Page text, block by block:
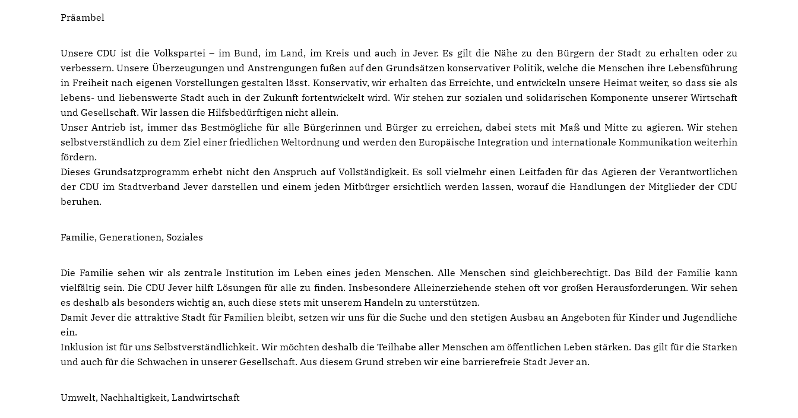
Präambel
Unsere CDU ist die Volkspartei – im Bund, im Land, im Kreis und auch in Jever. Es gilt die Nähe zu den Bürgern der Stadt zu erhalten oder zu
verbessern. Unsere Überzeugungen und Anstrengungen fußen auf den Grundsätzen konservativer Politik, welche die Menschen ihre Lebensführung
in Freiheit nach eigenen Vorstellungen gestalten lässt. Konservativ, wir erhalten das Erreichte, und entwickeln unsere Heimat weiter, so dass sie als
lebens- und liebenswerte Stadt auch in der Zukunft fortentwickelt wird. Wir stehen zur sozialen und solidarischen Komponente unserer Wirtschaft
und Gesellschaft. Wir lassen die Hilfsbedürftigen nicht allein.
Unser Antrieb ist, immer das Bestmögliche für alle Bürgerinnen und Bürger zu erreichen, dabei stets mit Maß und Mitte zu agieren. Wir stehen
selbstverständlich zu dem Ziel einer friedlichen Weltordnung und werden den Europäische Integration und internationale Kommunikation weiterhin
fördern.
Dieses Grundsatzprogramm erhebt nicht den Anspruch auf Vollständigkeit. Es soll vielmehr einen Leitfaden für das Agieren der Verantwortlichen
der CDU im Stadtverband Jever darstellen und einem jeden Mitbürger ersichtlich werden lassen, worauf die Handlungen der Mitglieder der CDU
beruhen.
Familie, Generationen, Soziales
Die Familie sehen wir als zentrale Institution im Leben eines jeden Menschen. Alle Menschen sind gleichberechtigt. Das Bild der Familie kann
vielfältig sein. Die CDU Jever hilft Lösungen für alle zu finden. Insbesondere Alleinerziehende stehen oft vor großen Herausforderungen. Wir sehen
es deshalb als besonders wichtig an, auch diese stets mit unserem Handeln zu unterstützen.
Damit Jever die attraktive Stadt für Familien bleibt, setzen wir uns für die Suche und den stetigen Ausbau an Angeboten für Kinder und Jugendliche
ein.
Inklusion ist für uns Selbstverständlichkeit. Wir möchten deshalb die Teilhabe aller Menschen am öffentlichen Leben stärken. Das gilt für die Starken
und auch für die Schwachen in unserer Gesellschaft. Aus diesem Grund streben wir eine barrierefreie Stadt Jever an.
Umwelt, Nachhaltigkeit, Landwirtschaft